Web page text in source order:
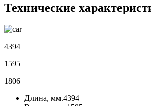
Технические
4394
1595
1806
Длина, мм.4394